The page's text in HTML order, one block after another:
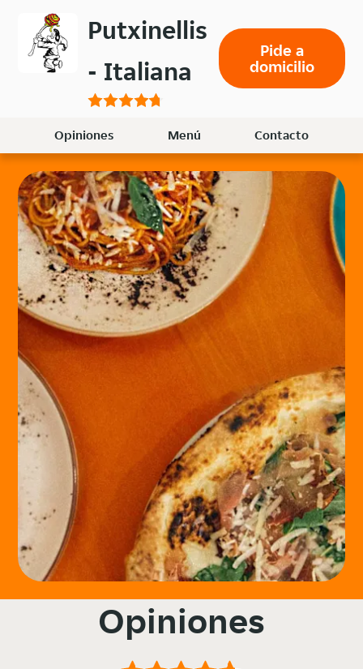
menú
principal
Putxinellis
- Italiana
Pide a
domicilio
Opiniones Menú Contacto
Opiniones